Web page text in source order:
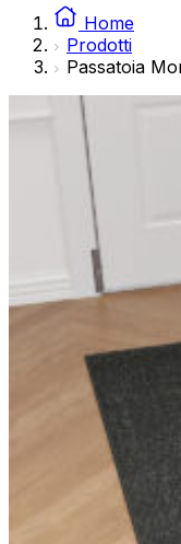
Home
Prodotti
PassatoiaNon